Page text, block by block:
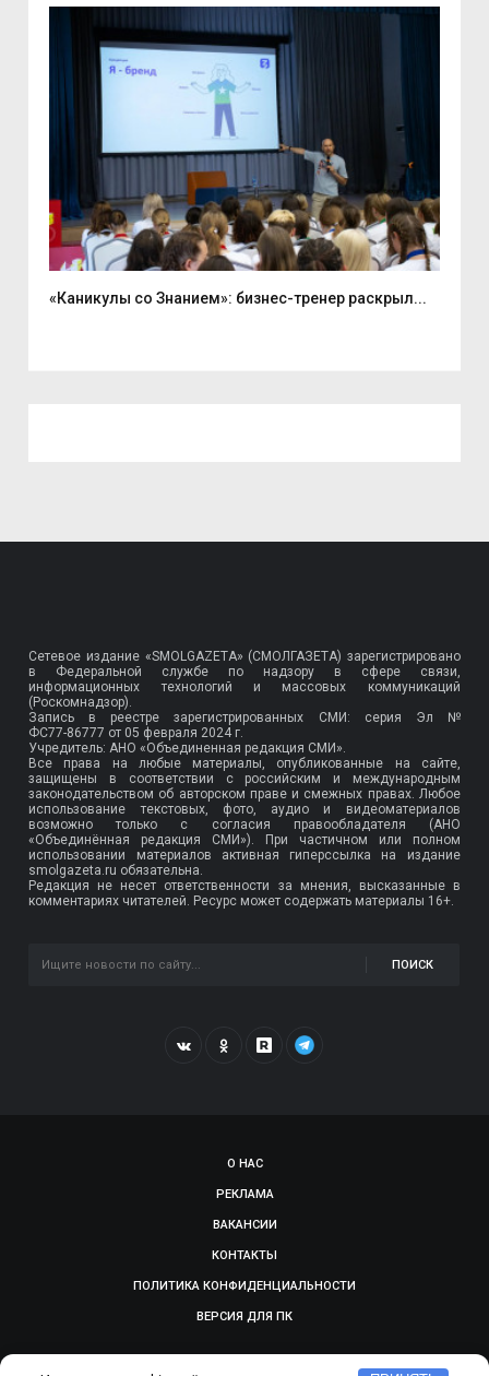
«Каникулы со Знанием»: бизнес-тренер раскрыл...
Сетевое издание «SMOLGAZETA» (СМОЛГАЗЕТА) зарегистрировано
в Федеральной службе по надзору в сфере связи,
информационных технологий и массовых коммуникаций
(Роскомнадзор).
Запись в реестре зарегистрированных СМИ: серия Эл №
ФС77-86777 от 05 февраля 2024 г.
Учредитель: АНО «Объединенная редакция СМИ».
Все права на любые материалы, опубликованные на сайте,
защищены в соответствии с российским и международным
законодательством об авторском праве и смежных правах. Любое
использование текстовых, фото, аудио и видеоматериалов
возможно только с согласия правообладателя (АНО
«Объединённая редакция СМИ»). При частичном или полном
использовании материалов активная гиперссылка на издание
smolgazeta.ru обязательна.
Редакция не несет ответственности за мнения, высказанные в
комментариях читателей. Ресурс может содержать материалы 16+.
ПОИСК
О НАС
РЕКЛАМА
ВАКАНСИИ
КОНТАКТЫ
ПОЛИТИКА КОНФИДЕНЦИАЛЬНОСТИ
ВЕРСИЯ ДЛЯ ПК